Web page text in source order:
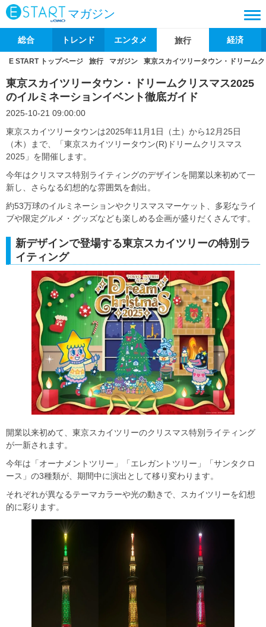
マガジン
総合 トレンド エンタメ 旅行 経済
E START トップページ 旅行 マガジン 東京スカイツリータウン・ドリーム
東京スカイツリータウン・ドリームクリスマス2025
のイルミネーションイベント徹底ガイド
2025-10-21 09:00:00
東京スカイツリータウンは2025年11月1日（土）から12月25日
（木）まで、「東京スカイツリータウン(R)ドリームクリスマス
2025」を開催します。
今年はクリスマス特別ライティングのデザインを開業以来初めて一
新し、さらなる幻想的な雰囲気を創出。
約53万球のイルミネーションやクリスマスマーケット、多彩なライ
ブや限定グルメ・グッズなども楽しめる企画が盛りだくさんです。
新デザインで登場する東京スカイツリーの特別ラ
イティング
開業以来初めて、東京スカイツリーのクリスマス特別ライティング
が一新されます。
今年は「オーナメントツリー」「エレガントツリー」「サンタクロ
ース」の3種類が、期間中に演出として移り変わります。
それぞれが異なるテーマカラーや光の動きで、スカイツリーを幻想
的に彩ります。